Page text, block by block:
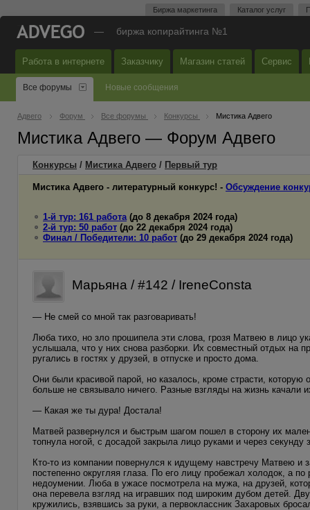
Биржа маркетинга Каталог услуг
— биржа копирайтинга №1
Работа в интернете Заказчику Магазин статей Сервис
Все форумы Новые сообщения
Адвего Форум Все форумы Конкурсы Мистика Адвего
Мистика Адвего — Форум Адвего
Конкурсы / Мистика Адвего / Первый тур
Мистика Адвего - литературный конкурс! - Обсуждение
1-й тур: 161 работа(до 8 декабря 2024 года)
2-й тур: 50 работ (до 22 декабря 2024 года)
Финал / Победители: 10 работ (до 29 декабря 2024 года)
Марьяна / #142 / IreneConsta
— Не смей со мной так разговаривать!
Люба тихо, но зло прошипела эти слова, грозя Матвею в лицо
услышала, что у них снова разборки. Их совместный отдых
ругались в гостях у друзей, в отпуске и просто дома.
Они были красивой парой, но казалось, кроме страсти,
больше не связывало ничего. Разные взгляды на жизнь качали
— Какая же ты дура! Достала!
Матвей развернулся и быстрым шагом пошел в сторону их
топнула ногой, с досадой закрыла лицо руками и через
Кто-то из компании повернулся к идущему навстречу Матвею
постепенно округляя глаза. По его лицу пробежал холодок, а
недоумении. Люба в ужасе посмотрела на мужа, на друзей,
она перевела взгляд на игравших под широким дубом детей.
кружились, взявшись за руки, а первоклассник Захаровых